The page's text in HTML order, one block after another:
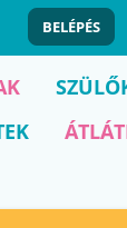
BELÉPÉS